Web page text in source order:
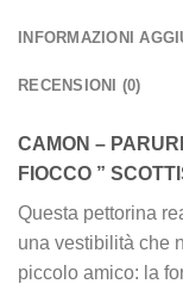
INFORMAZIONI
RECENSIONI (0)
CAMON –
FIOCCO ”
Questa pettorina
una vestibilità che
piccolo amico: la